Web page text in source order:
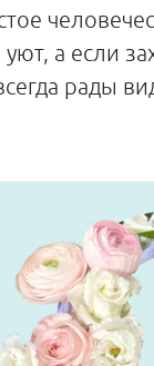
уют, а если
рады